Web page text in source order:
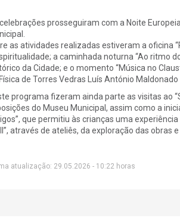
prosseguiram com a Noite
as atividades realizadas estiveram a oficina
a caminhada noturna “Ao ritmo
da Cidade; e o momento “Música no
de Torres Vedras Luís António Maldonado
programa fizeram ainda parte as visitas ao
do Museu Municipal, assim como a
que permitiu às crianças uma
através de ateliês, da exploração das obras
atualização: 29.05.2026 - 10:22 horas